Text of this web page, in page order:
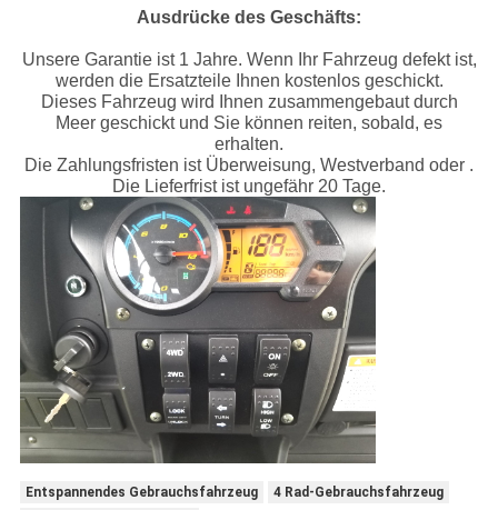
Ausdrücke des Geschäfts:
Unsere Garantie ist 1 Jahre. Wenn Ihr Fahrzeug defekt ist,
werden die Ersatzteile Ihnen kostenlos geschickt.
Dieses Fahrzeug wird Ihnen zusammengebaut durch
Meer geschickt und Sie können reiten, sobald, es
erhalten.
Die Zahlungsfristen ist Überweisung, Westverband oder .
Die Lieferfrist ist ungefähr 20 Tage.
Entspannendes Gebrauchsfahrzeug
4 Rad-Gebrauchsfahrzeug